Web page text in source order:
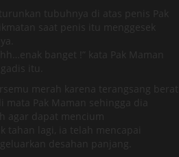
tubuhnya di atas penis Pak
saat penis itu menggesek
banget !” kata Pak Maman
itu.
merah karena terangsang berat
Pak Maman sehingga dia
agar dapat mencium
tahan lagi, ia telah mencapai
desahan panjang.